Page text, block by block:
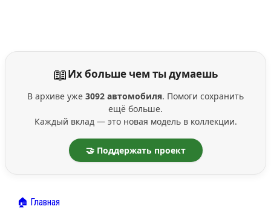
📖Их больше чем ты думаешь
В архиве уже 3092 автомобиля. Помоги сохранить
ещё больше.
Каждый вклад — это новая модель в коллекции.
🤝 Поддержать проект
🏠 Главная